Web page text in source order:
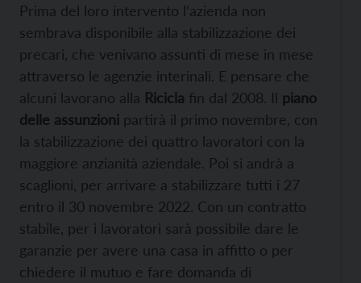
Prima del loro intervento l’azienda non
sembrava disponibile alla stabilizzazione dei
precari, che venivano assunti di mese in mese
attraverso le agenzie interinali. E pensare che
alcuni lavorano alla Ricicla fin dal 2008. Il piano
delle assunzioni partirà il primo novembre, con
la stabilizzazione dei quattro lavoratori con la
maggiore anzianità aziendale. Poi si andrà a
scaglioni, per arrivare a stabilizzare tutti i 27
entro il 30 novembre 2022. Con un contratto
stabile, per i lavoratori sarà possibile dare le
garanzie per avere una casa in affitto o per
chiedere il mutuo e fare domanda di